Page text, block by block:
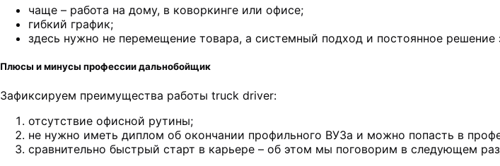
чаще – работа на дому, в коворкинге или офисе;
гибкий график;
здесь нужно не перемещение товара, а системный подход и постоянное решение
Плюсы и минусы профессии дальнобойщик
Зафиксируем преимущества работы truck driver:
отсутствие офисной рутины;
не нужно иметь диплом об окончании профильного ВУЗа и можно попасть в
сравнительно быстрый старт в карьере – об этом мы поговорим в следующем